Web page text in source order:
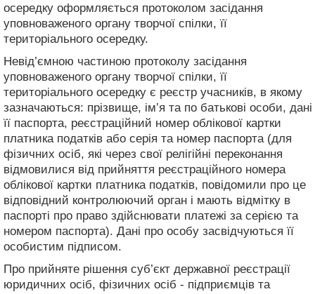
осередку оформляється протоколом засідання
уповноваженого органу творчої спілки, її
територіального осередку.
Невід’ємною частиною протоколу засідання
уповноваженого органу творчої спілки, її
територіального осередку є реєстр учасників, в якому
зазначаються: прізвище, ім’я та по батькові особи, дані
її паспорта, реєстраційний номер облікової картки
платника податків або серія та номер паспорта (для
фізичних осіб, які через свої релігійні переконання
відмовилися від прийняття реєстраційного номера
облікової картки платника податків, повідомили про це
відповідний контролюючий орган і мають відмітку в
паспорті про право здійснювати платежі за серією та
номером паспорта). Дані про особу засвідчуються її
особистим підписом.
Про прийняте рішення суб’єкт державної реєстрації
юридичних осіб, фізичних осіб - підприємців та